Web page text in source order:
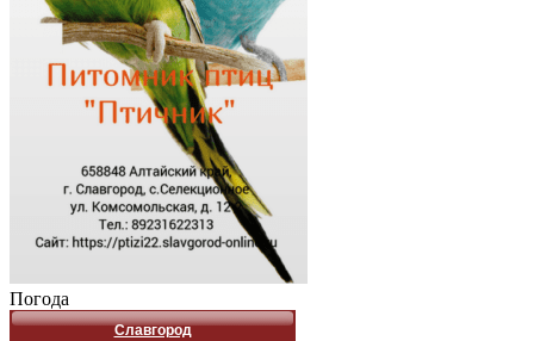
Погода
Славгород